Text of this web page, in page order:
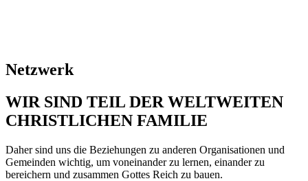
Netzwerk
WIR SIND TEIL DER WELTWEITEN
CHRISTLICHEN FAMILIE
Daher sind uns die Beziehungen zu anderen Organisationen und
Gemeinden wichtig, um voneinander zu lernen, einander zu
bereichern und zusammen Gottes Reich zu bauen.